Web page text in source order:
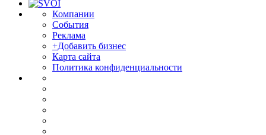
Компании
События
Реклама
+Добавить бизнес
Карта сайта
Политика конфиденциальности